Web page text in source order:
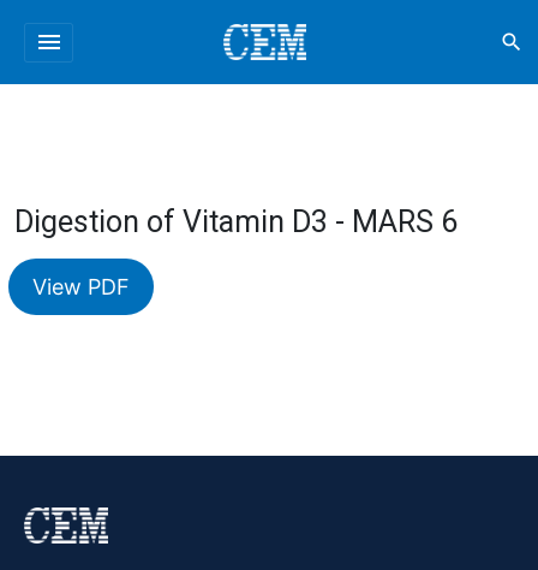
menu search
Digestion of Vitamin D3 - MARS 6
View PDF